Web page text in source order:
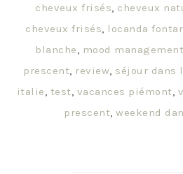
cheveux frisés, cheveux
cheveux frisés, locanda
blanche, mood management
prescent, review, séjour dans
italie, test, vacances piémont,
prescent,weekend